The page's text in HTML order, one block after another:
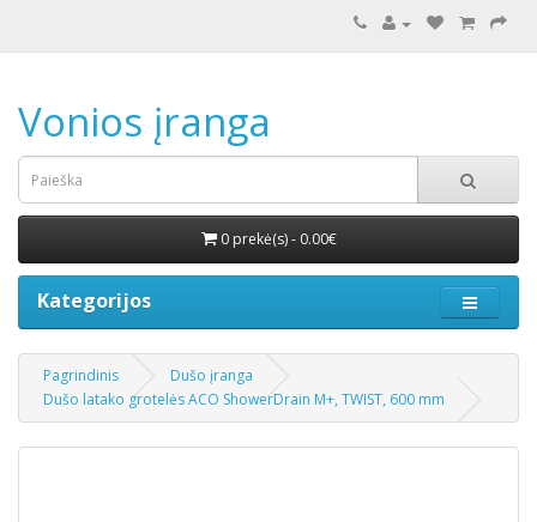
Vonios įranga
0 prekė(s) - 0.00€
Kategorijos
Pagrindinis
Dušo įranga
Dušo latako grotelės ACO ShowerDrain M+, TWIST, 600 mm